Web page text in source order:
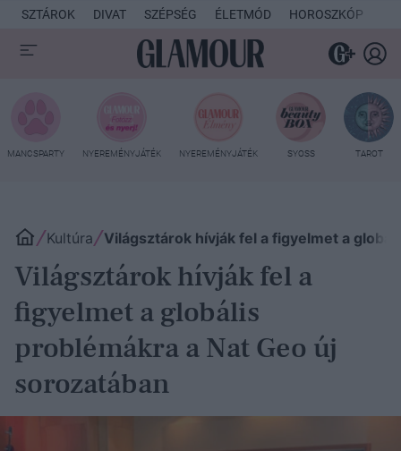
SZTÁROK DIVAT SZÉPSÉG ÉLETMÓD HOROSZKÓP
MANCSPARTY NYEREMÉNYJÁTÉK NYEREMÉNYJÁTÉK SYOSS TAROT
Kultúra Világsztárok hívják fel a figyelmet a
Világsztárok hívják fel a
figyelmet a globális
problémákra a Nat Geo új
sorozatában